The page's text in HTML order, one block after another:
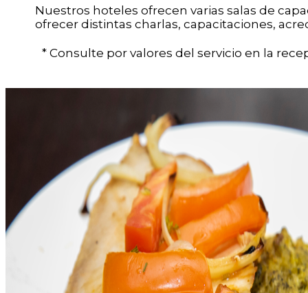
Nuestros hoteles ofrecen varias salas de
ofrecer distintas charlas, capacitaciones,
* Consulte por valores del servicio en la